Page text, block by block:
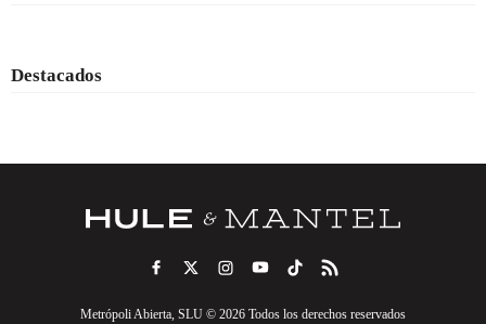
Destacados
Metrópoli Abierta, SLU © 2026 Todos los derechos reservados